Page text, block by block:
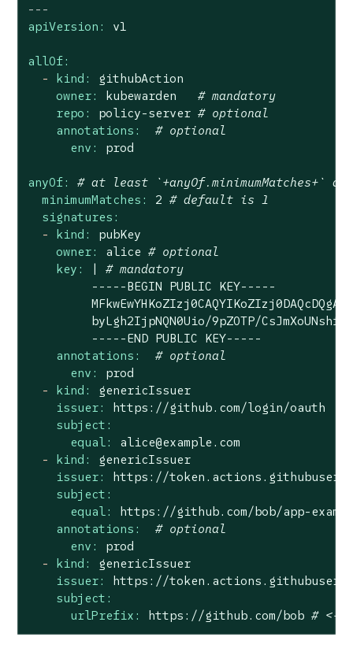
---
apiVersion:
v1
allOf:
-
kind:
githubAction
owner:
kubewarden
# mandatory
repo:
policy-server # optional
annotations:
# optional
env:
prod
anyOf:
# at least `+anyOf.minimumMatches+`
minimumMatches:
2 # default is 1
signatures:
-
kind:
pubKey
owner:
alice # optional
key:
# mandatory
-----BEGIN PUBLIC KEY-----
byLgh2IjpNQN0Uio/9pZOTP/
-----END PUBLIC KEY-----
annotations:
# optional
env:
prod
-
kind:
genericIssuer
issuer:
https://github.com/login/oauth
subject:
equal:
alice@example.com
-
kind:
genericIssuer
issuer:
https://
subject:
equal:
https://github.com/bob/app-
annotations:
# optional
env:
prod
-
kind:
genericIssuer
issuer:
https://
subject:
urlPrefix:
https://github.com/bob # <-